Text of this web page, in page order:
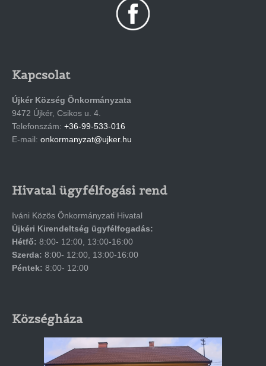
Kapcsolat
Újkér Község Önkormányzata
9472 Újkér, Csikos u. 4.
Telefonszám: +36-99-533-016
E-mail: onkormanyzat@ujker.hu
Hivatal ügyfélfogási rend
Iváni Közös Önkormányzati Hivatal
Újkéri Kirendeltség ügyfélfogadás:
Hétfő: 8:00- 12:00, 13:00-16:00
Szerda: 8:00- 12:00, 13:00-16:00
Péntek: 8:00- 12:00
Községháza